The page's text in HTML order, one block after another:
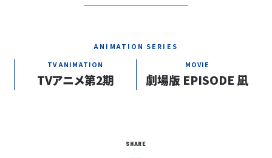
ANIMATION SERIES
TV ANIMATION
TVアニメ第2期
MOVIE
劇場版 EPISODE 凪
SHARE